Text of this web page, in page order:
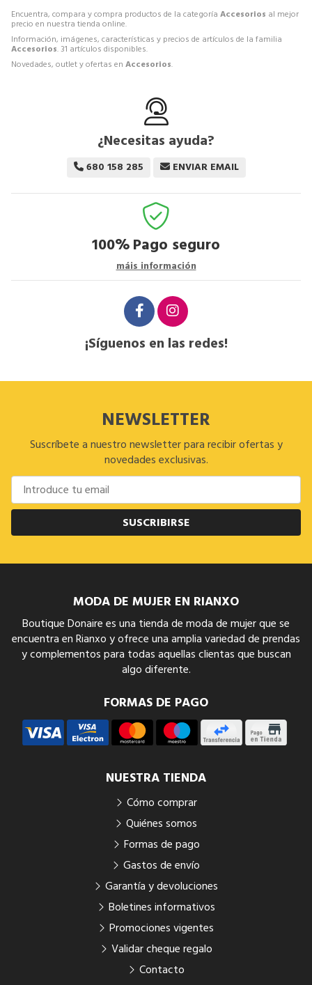
Encuentra, compara y compra productos de la categoría Accesorios al mejor
precio en nuestra tienda online.
Información, imágenes, características y precios de artículos de la familia
Accesorios. 31 artículos disponibles.
Novedades, outlet y ofertas en Accesorios.
¿Necesitas ayuda?
680 158 285 ENVIAR EMAIL
100%Pago seguro
máis información
¡Síguenos en las redes!
NEWSLETTER
Suscríbete a nuestro newsletter para recibir ofertas y
novedades exclusivas.
SUSCRIBIRSE
MODA DE MUJER EN RIANXO
Boutique Donaire es una tienda de moda de mujer que se
encuentra en Rianxo y ofrece una amplia variedad de prendas
y complementos para todas aquellas clientas que buscan
algo diferente.
FORMAS DE PAGO
NUESTRA TIENDA
Cómo comprar
Quiénes somos
Formas de pago
Gastos de envío
Garantía y devoluciones
Boletines informativos
Promociones vigentes
Validar cheque regalo
Contacto